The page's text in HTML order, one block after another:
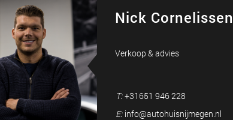
Nick Cornelissen
Verkoop & advies
T: +31651 946 228
E: info@autohuisnijmegen.nl